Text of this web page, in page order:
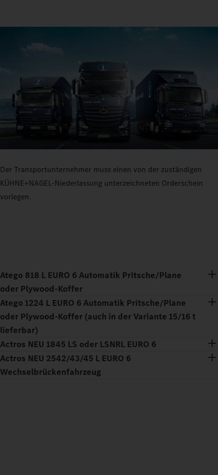
Der Transportunternehmer muss einen von der zuständigen
KÜHNE+NAGEL-Niederlassung unterzeichneten Orderschein
vorlegen.
Atego 818 L EURO 6 Automatik Pritsche/Plane
oder Plywood-Koffer
Atego 1224 L EURO 6 Automatik Pritsche/Plane
oder Plywood-Koffer (auch in der Variante 15/16 t
lieferbar)
Actros NEU 1845 LS oder LSNRL EURO 6
Actros NEU 2542/43/45 L EURO 6
Wechselbrückenfahrzeug